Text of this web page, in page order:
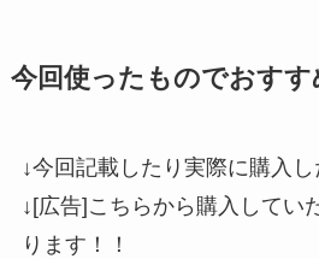
今回使ったものでおすす
↓今回記載したり実際に購入
↓[広告]こちらから購入してい
ります！！